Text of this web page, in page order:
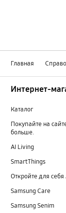
Главная
Интернет-
Каталог
Покупайте на
больше.
AI Living
SmartThings
Откройте для себя
Samsung Care
Samsung Senim